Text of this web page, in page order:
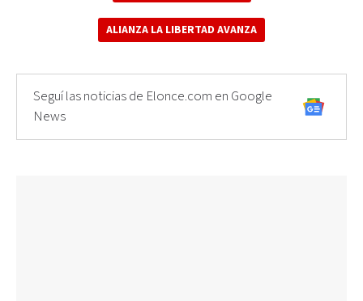
ALIANZA LA LIBERTAD AVANZA
Seguí las noticias de Elonce.com en Google
News